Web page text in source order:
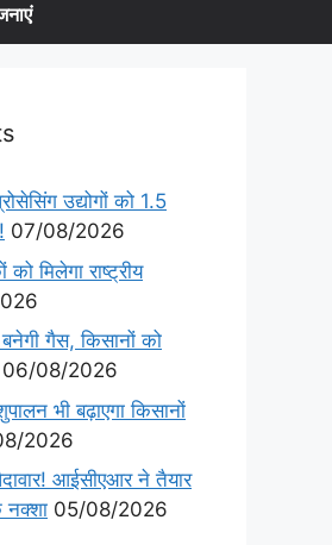
उद्योगों को 1.5
07/08/2026
मिलेगा राष्ट्रीय
गैस, किसानों को
06/08/2026
भी बढ़ाएगा किसानों
2026
आईसीएआर ने तैयार
नक्शा 05/08/2026